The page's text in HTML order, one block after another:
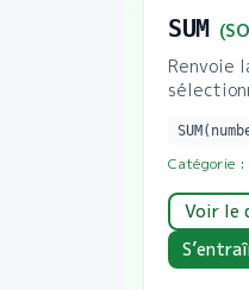
SUM (
Renvoie
Catégorie :
Voir le